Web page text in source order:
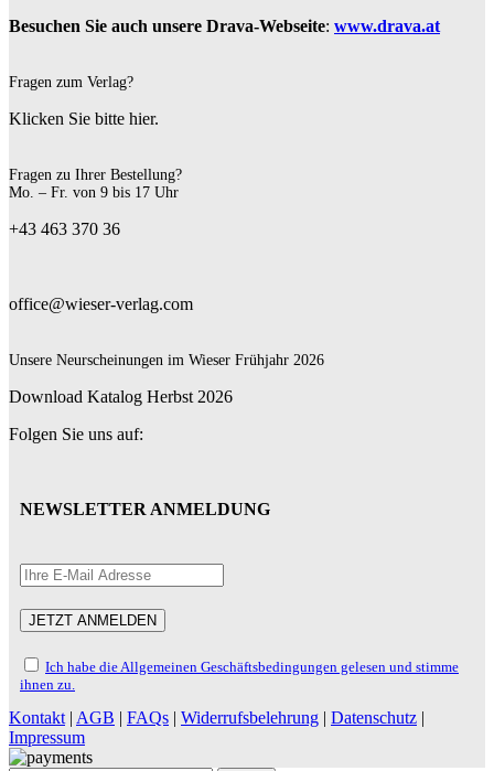
Besuchen Sie auch unsere Drava-Webseite: www.drava.at
Fragen zum Verlag?
Klicken Sie bitte hier.
Fragen zu Ihrer Bestellung?
Mo. – Fr. von 9 bis 17 Uhr
+43 463 370 36
office@wieser-verlag.com
Unsere Neurscheinungen im Wieser Frühjahr 2026
Download Katalog Herbst 2026
Folgen Sie uns auf:
NEWSLETTER ANMELDUNG
Ich habe die Allgemeinen Geschäftsbedingungen gelesen und stimme
ihnen zu.
Kontakt | AGB | FAQs | Widerrufsbelehrung | Datenschutz |
Impressum